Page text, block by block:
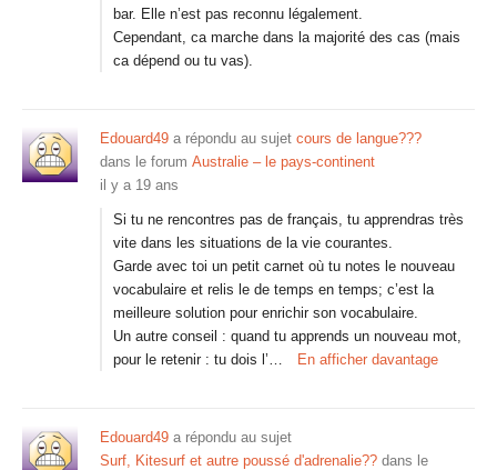
bar. Elle n’est pas reconnu légalement.
Cependant, ca marche dans la majorité des cas (mais
ca dépend ou tu vas).
Edouard49 a répondu au sujet cours de langue???
dans le forum Australie – le pays-continent
il y a 19 ans
Si tu ne rencontres pas de français, tu apprendras très
vite dans les situations de la vie courantes.
Garde avec toi un petit carnet où tu notes le nouveau
vocabulaire et relis le de temps en temps; c’est la
meilleure solution pour enrichir son vocabulaire.
Un autre conseil : quand tu apprends un nouveau mot,
pour le retenir : tu dois l’…
En afficher davantage
Edouard49 a répondu au sujet
Surf, Kitesurf et autre poussé d'adrenalie?? dans le